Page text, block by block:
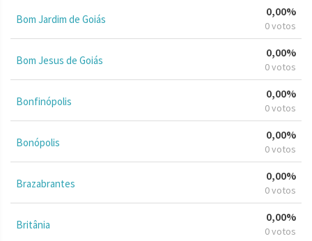
Bom Jardim de Goiás
0,00%
0 votos
Bom Jesus de Goiás
0,00%
0 votos
Bonfinópolis
0,00%
0 votos
Bonópolis
0,00%
0 votos
Brazabrantes
0,00%
0 votos
Britânia
0,00%
0 votos